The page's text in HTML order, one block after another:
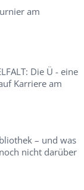
am
Die Ü - eine
Karriere am
– und was
nicht darüber